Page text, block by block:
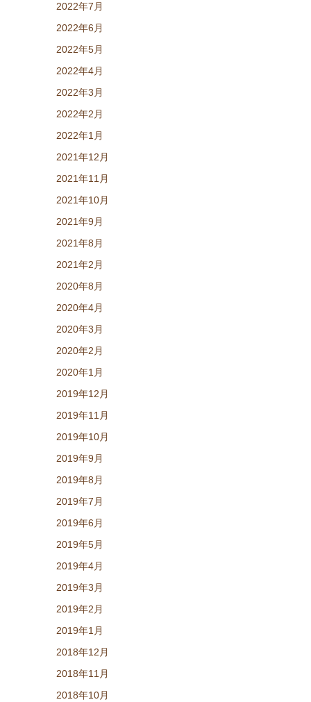
2022年7月
2022年6月
2022年5月
2022年4月
2022年3月
2022年2月
2022年1月
2021年12月
2021年11月
2021年10月
2021年9月
2021年8月
2021年2月
2020年8月
2020年4月
2020年3月
2020年2月
2020年1月
2019年12月
2019年11月
2019年10月
2019年9月
2019年8月
2019年7月
2019年6月
2019年5月
2019年4月
2019年3月
2019年2月
2019年1月
2018年12月
2018年11月
2018年10月